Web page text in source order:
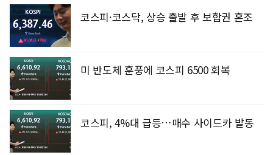
코스피·코스닥, 상승 출발 후 보합권 혼조
미 반도체 훈풍에 코스피 6500 회복
코스피, 4%대 급등…매수 사이드카 발동